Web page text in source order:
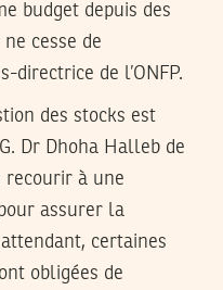
budget depuis des
cesse de
directrice de l’ONFP.
des stocks est
Dr Dhoha Halleb de
recourir à une
assurer la
certaines
obligées de